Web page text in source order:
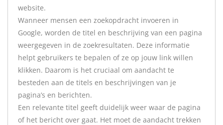
website.
Wanneer mensen een zoekopdracht invoeren in
Google, worden de titel en beschrijving van een pagina
weergegeven in de zoekresultaten. Deze informatie
helpt gebruikers te bepalen of ze op jouw link willen
klikken. Daarom is het cruciaal om aandacht te
besteden aan de titels en beschrijvingen van je
pagina’s en berichten.
Een relevante titel geeft duidelijk weer waar de pagina
of het bericht over gaat. Het moet de aandacht trekken